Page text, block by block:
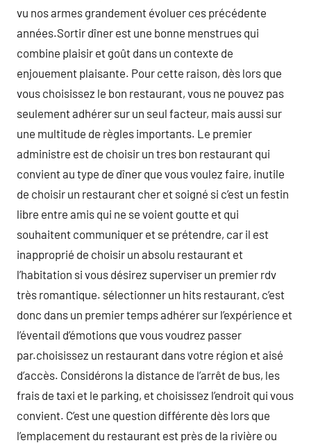
vu nos armes grandement évoluer ces précédente
années.Sortir dîner est une bonne menstrues qui
combine plaisir et goût dans un contexte de
enjouement plaisante. Pour cette raison, dès lors que
vous choisissez le bon restaurant, vous ne pouvez pas
seulement adhérer sur un seul facteur, mais aussi sur
une multitude de règles importants. Le premier
administre est de choisir un tres bon restaurant qui
convient au type de dîner que vous voulez faire, inutile
de choisir un restaurant cher et soigné si c’est un festin
libre entre amis qui ne se voient goutte et qui
souhaitent communiquer et se prétendre, car il est
inapproprié de choisir un absolu restaurant et
l’habitation si vous désirez superviser un premier rdv
très romantique. sélectionner un hits restaurant, c’est
donc dans un premier temps adhérer sur l’expérience et
l’éventail d’émotions que vous voudrez passer
par.choisissez un restaurant dans votre région et aisé
d’accès. Considérons la distance de l’arrêt de bus, les
frais de taxi et le parking, et choisissez l’endroit qui vous
convient. C’est une question différente dès lors que
l’emplacement du restaurant est près de la rivière ou